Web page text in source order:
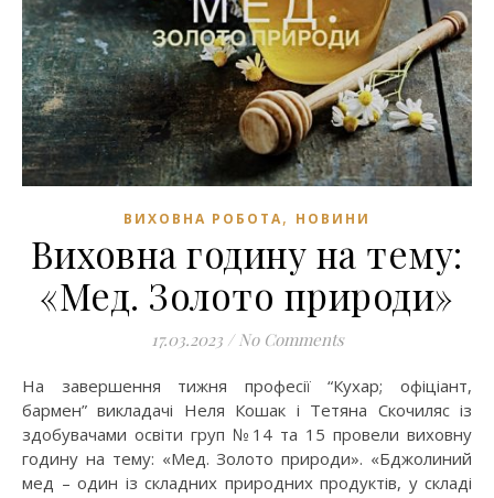
ВИХОВНА РОБОТА, НОВИНИ
Виховна годину на тему:
«Мед. Золото природи»
17.03.2023 / No Comments
На завершення тижня професії “Кухар; офіціант,
бармен” викладачі Неля Кошак і Тетяна Скочиляс із
здобувачами освіти груп №14 та 15 провели виховну
годину на тему: «Мед. Золото природи». «Бджолиний
мед – один із складних природних продуктів, у складі